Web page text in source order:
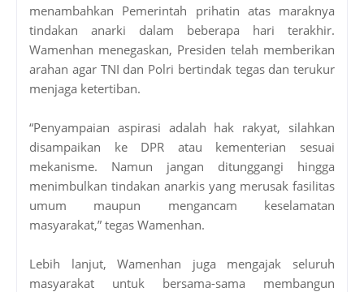
menambahkan Pemerintah prihatin atas maraknya
tindakan anarki dalam beberapa hari terakhir.
Wamenhan menegaskan, Presiden telah memberikan
arahan agar TNI dan Polri bertindak tegas dan terukur
menjaga ketertiban.
“Penyampaian aspirasi adalah hak rakyat, silahkan
disampaikan ke DPR atau kementerian sesuai
mekanisme. Namun jangan ditunggangi hingga
menimbulkan tindakan anarkis yang merusak fasilitas
umum maupun mengancam keselamatan
masyarakat,” tegas Wamenhan.
Lebih lanjut, Wamenhan juga mengajak seluruh
masyarakat untuk bersama-sama membangun